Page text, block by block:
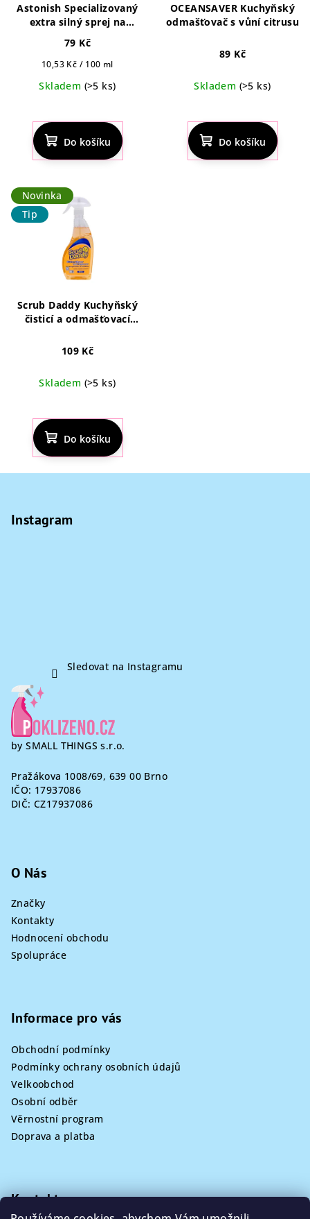
Astonish Specializovaný
extra silný sprej na
79 Kč
Měrná
10,53 Kč / 100 ml
Skladem (>5 ks)
Do košíku
OCEANSAVER Kuchyňský
odmašťovač s vůní citrusu
89 Kč
Skladem (>5 ks)
Do košíku
Novinka
Tip
Scrub Daddy Kuchyňský
čisticí a odmašťovací
109 Kč
Skladem (>5 ks)
hodnocení
produktu
je
4,5
z
Do košíku
Instagram
Sledovat na Instagramu
by SMALL THINGS s.r.o.
Pražákova 1008/69, 639 00 Brno
IČO: 17937086
DIČ: CZ17937086
O Nás
Značky
Kontakty
Hodnocení obchodu
Spolupráce
Informace pro vás
Obchodní podmínky
Podmínky ochrany osobních údajů
Velkoobchod
Osobní odběr
Věrnostní program
Doprava a platba
Kontakt